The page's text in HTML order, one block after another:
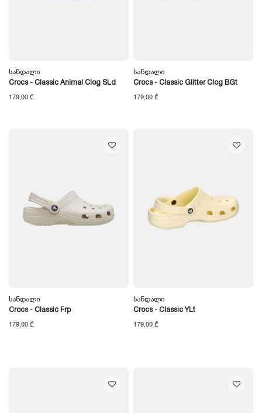
Სანდალი
Crocs - Classic Animal Clog SLd
179,00 ₾
Სანდალი
Crocs - Classic Glitter Clog BGt
179,00 ₾
Სანდალი
Crocs - Classic Frp
179,00 ₾
Სანდალი
Crocs - Classic YLt
179,00 ₾